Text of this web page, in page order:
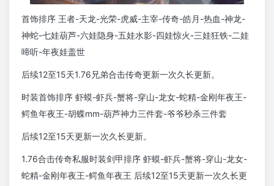
首饰排序 王者-天龙-光荣-虎威-主宰-传奇-皓月-热血-神龙-
神蛇-七娃葫芦-六娃隐身-五娃水影-四娃惊火-三娃狂铁-二娃
啼听-年夜娃盖世
后续12至15天1.76兄弟合击传奇更新一次久长更新。
时装首饰排序 虾蟆-虾兵-蟹将-穿山-龙女-蛇精-金刚年夜王-
鳄鱼年夜王-胡蝶mm-葫芦神力三件套-爷爷秒杀三件套
后续12至15天更新一次久长更新。
1.76合击传奇私服时装剑甲排序 虾蟆-虾兵-蟹将-穿山-龙女-
蛇精-金刚年夜王-鳄鱼年夜王 后续12至15天更新一次久长更